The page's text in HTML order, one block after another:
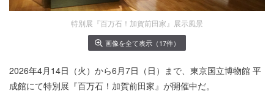
特別展『百万石！加賀前田家』展示風景
画像を全て表示（17件）
2026年4月14日（火）から6月7日（日）まで、東京国立博物館 平
成館にて特別展『百万石！加賀前田家』が開催中だ。